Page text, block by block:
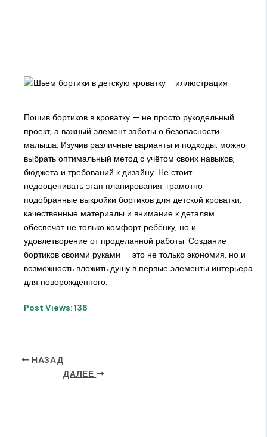
Пошив бортиков в кроватку — не просто рукодельный
проект, а важный элемент заботы о безопасности
малыша. Изучив различные варианты и подходы, можно
выбрать оптимальный метод с учётом своих навыков,
бюджета и требований к дизайну. Не стоит
недооценивать этап планирования: грамотно
подобранные выкройки бортиков для детской кроватки,
качественные материалы и внимание к деталям
обеспечат не только комфорт ребёнку, но и
удовлетворение от проделанной работы. Создание
бортиков своими руками — это не только экономия, но и
возможность вложить душу в первые элементы интерьера
для новорождённого.
Post Views:138
НАЗАД
ДАЛЕЕ